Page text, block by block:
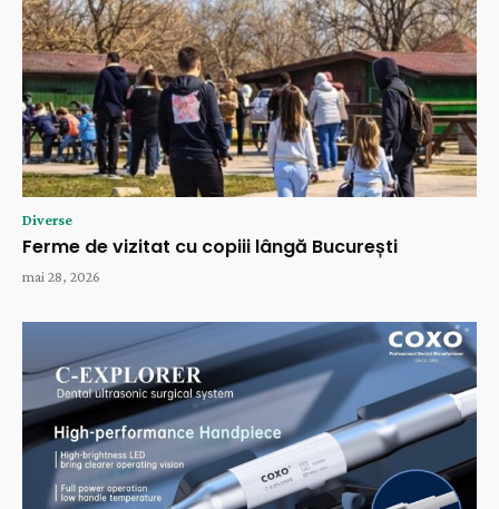
Diverse
Ferme de vizitat cu copiii lângă București
mai 28, 2026